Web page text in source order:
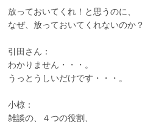
放っておいてくれ！と思うのに、
なぜ、放っておいてくれないのか？
引田さん：
わかりません・・・。
うっとうしいだけです・・・。
小椋：
雑談の、４つの役割、